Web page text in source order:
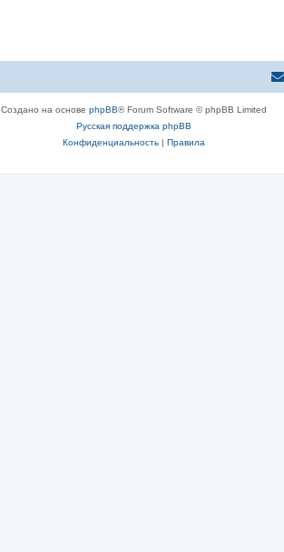
Создано на основе phpBB® Forum Software © phpBB Limited
Русская поддержка phpBB
Конфиденциальность| Правила